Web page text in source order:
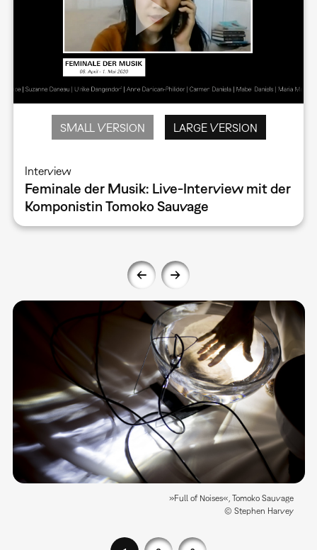
SMALL VERSION LARGE VERSION
Interview
Feminale der Musik: Live-Interview mit der
Komponistin Tomoko Sauvage
»Full of Noises«, Tomoko Sauvage
© Stephen Harvey